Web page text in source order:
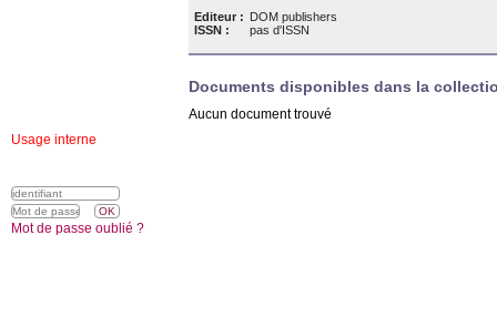
Editeur : DOM publishers
ISSN :
pas d'ISSN
Documents disponibles dans la
Aucun document trouvé
Usage interne
Mot de passe oublié ?